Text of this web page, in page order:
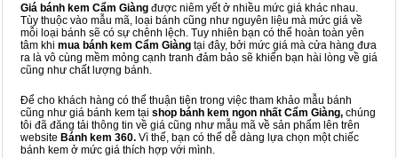
Giá bánh kem Cẩm Giàng được niêm yết ở nhiều mức giá khác nhau.
Tùy thuộc vào mẫu mã, loại bánh cũng như nguyên liệu mà mức giá về
mỗi loại bánh sẽ có sự chênh lệch. Tuy nhiên bạn có thể hoàn toàn yên
tâm khi mua bánh kem Cẩm Giàng tại đây, bởi mức giá mà cửa hàng đưa
ra là vô cùng mềm mỏng cạnh tranh đảm bảo sẽ khiến bạn hài lòng về giá
cũng như chất lượng bánh.
Để cho khách hàng có thể thuận tiện trong việc tham khảo mẫu bánh
cũng như giá bánh kem tại shop bánh kem ngon nhất Cẩm Giàng, chúng
tôi đã đăng tải thông tin về giá cũng như mẫu mã về sản phẩm lên trên
website Bánh kem 360. Vì thế, bạn có thể dễ dàng lựa chọn một chiếc
bánh kem ở mức giá thích hợp với mình.